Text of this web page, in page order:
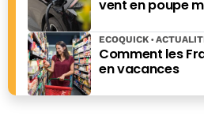
vent en poupe
Comment les
en vacances
ECOQUICK